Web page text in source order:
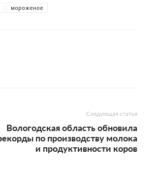
мороженое
Следующая статья
Вологодская область обновила
по производству молока
и продуктивности коров